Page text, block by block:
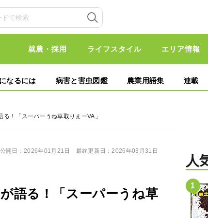
就農・採用 ライフスタイル エリア情報
なるには 病害と害虫図鑑 農業用語集 連載
！「スーパーうね草取りまーVA」
語る！「スーパーうね草
公開日：2026年01月21日 最終更新日：2026年03月31日
人